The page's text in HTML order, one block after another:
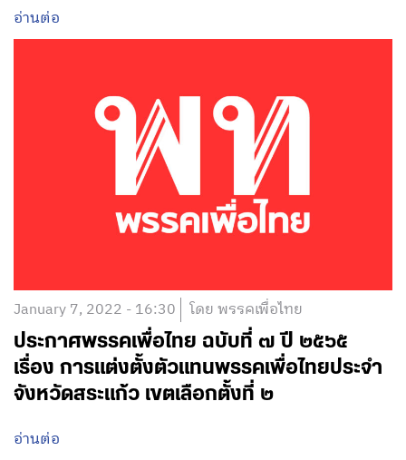
อ่านต่อ
January 7, 2022 - 16:30 โดย พรรคเพื่อไทย
ประกาศพรรคเพื่อไทย ฉบับที่ ๗ ปี ๒๕๖๕
เรื่อง การแต่งตั้งตัวแทนพรรคเพื่อไทยประจำ
จังหวัดสระแก้ว เขตเลือกตั้งที่ ๒
อ่านต่อ